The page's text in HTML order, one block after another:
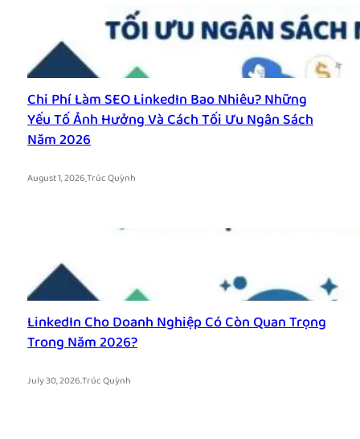
Chi Phí Làm SEO LinkedIn Bao Nhiêu? Những
Yếu Tố Ảnh Hưởng Và Cách Tối Ưu Ngân Sách
Năm 2026
August 1, 2026.Trúc Quỳnh
LinkedIn Cho Doanh Nghiệp Có Còn Quan Trọng
Trong Năm 2026?
July 30, 2026.Trúc Quỳnh